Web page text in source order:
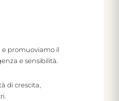
promuoviamo il
e sensibilità.
di crescita,